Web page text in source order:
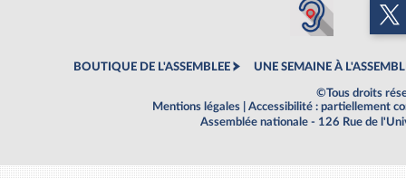
BOUTIQUE DE L'ASSEMBLEE UNE SEMAINE À
©Tous droits
Mentions légales
Accessibilité : partiellement
Assemblée nationale - 126 Rue de